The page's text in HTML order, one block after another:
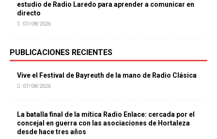
estudio de Radio Laredo para aprender a comunicar en
directo
07/08/2026
PUBLICACIONES RECIENTES
Vive el Festival de Bayreuth de la mano de Radio Clásica
07/08/2026
La batalla final de la mítica Radio Enlace: cercada por el
concejal en guerra con las asociaciones de Hortaleza
desde hace tres años